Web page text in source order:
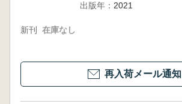
出版年： 2021
新刊 在庫なし
再入荷メール通知